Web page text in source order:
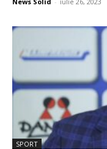
SPORT